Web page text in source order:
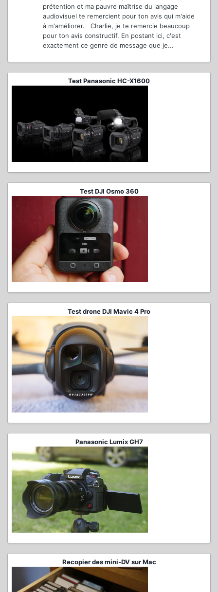
prétention et ma pauvre maîtrise du langage
audiovisuel te remercient pour ton avis qui m'aide
à m'améliorer. Charlie, je te remercie beaucoup
pour ton avis constructif. En postant ici, c'est
exactement ce genre de message que je...
Test Panasonic HC-X1600
Test DJI Osmo 360
Test drone DJI Mavic 4 Pro
Panasonic Lumix GH7
Recopier des mini-DV sur Mac